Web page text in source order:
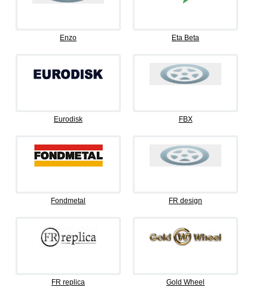
Enzo Eta Beta
Eurodisk FBX
Fondmetal FR design
FR replica Gold Wheel